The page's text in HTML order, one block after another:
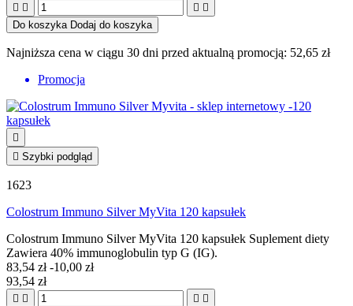
   
Do koszyka Dodaj do koszyka
Najniższa cena w ciągu 30 dni przed aktualną promocją: 52,65 zł
Promocja

 Szybki podgląd
1623
Colostrum Immuno Silver MyVita 120 kapsułek
Colostrum Immuno Silver MyVita 120 kapsułek Suplement diety
Zawiera 40% immunoglobulin typ G (IG).
83,54 zł-10,00 zł
93,54 zł
   